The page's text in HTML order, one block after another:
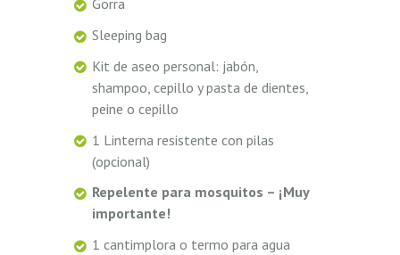
Sleeping bag
Kit de aseo personal: jabón,
shampoo, cepillo y pasta de dientes,
peine o cepillo
1 Linterna resistente con pilas
(opcional)
Repelente para mosquitos – ¡Muy
importante!
1 cantimplora o termo para agua